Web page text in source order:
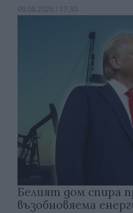
09.08.2026 / 17:30
Белият дом спира
възобновяема